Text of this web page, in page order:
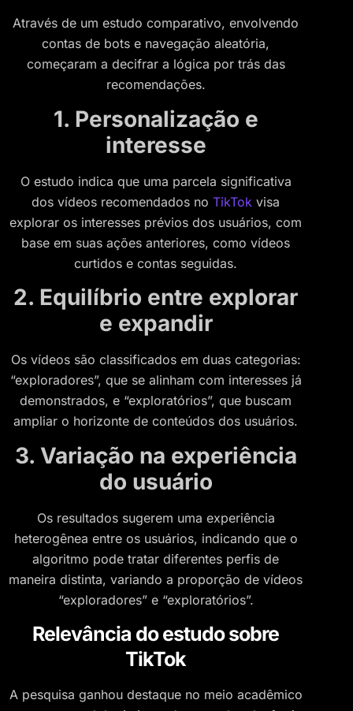
Através de um estudo comparativo, envolvendo
contas de bots e navegação aleatória,
começaram a decifrar a lógica por trás das
recomendações.
1. Personalização e
interesse
O estudo indica que uma parcela significativa
dos vídeos recomendados no TikTok visa
explorar os interesses prévios dos usuários, com
base em suas ações anteriores, como vídeos
curtidos e contas seguidas.
2. Equilíbrio entre explorar
e expandir
Os vídeos são classificados em duas categorias:
“exploradores”, que se alinham com interesses já
demonstrados, e “exploratórios”, que buscam
ampliar o horizonte de conteúdos dos usuários.
3. Variação na experiência
do usuário
Os resultados sugerem uma experiência
heterogênea entre os usuários, indicando que o
algoritmo pode tratar diferentes perfis de
maneira distinta, variando a proporção de vídeos
“exploradores” e “exploratórios”.
Relevância do estudo sobre
TikTok
A pesquisa ganhou destaque no meio acadêmico